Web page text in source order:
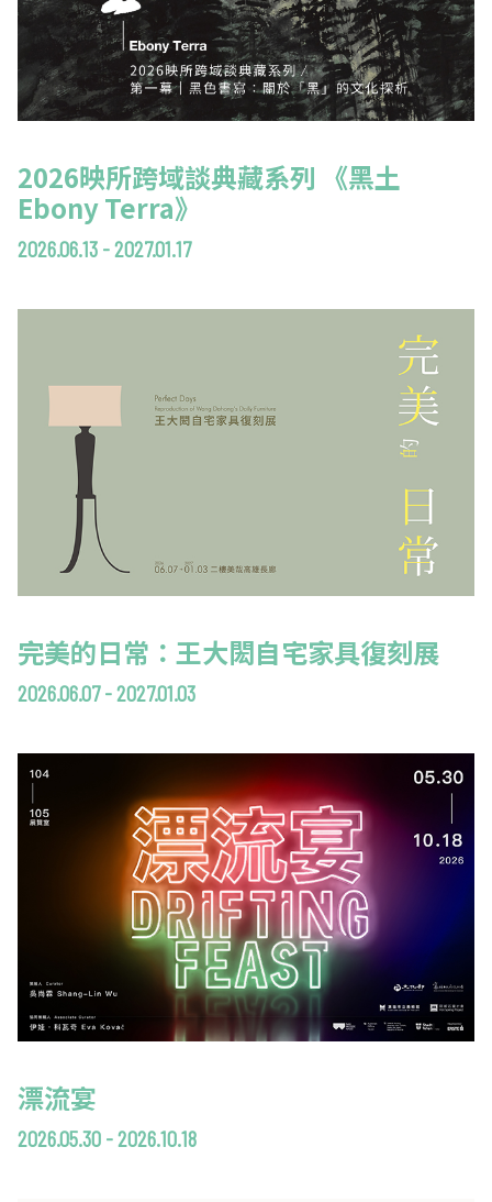
2026映所跨域談典藏系列 《黑土
Ebony Terra》
2026.06.13 - 2027.01.17
完美的日常：王大閎自宅家具復刻展
2026.06.07 - 2027.01.03
漂流宴
2026.05.30 - 2026.10.18